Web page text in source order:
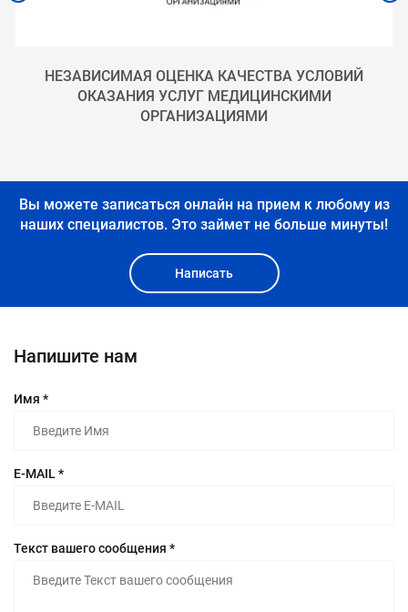
НЕЗАВИСИМАЯ ОЦЕНКА КАЧЕСТВА УСЛОВИЙ
ОКАЗАНИЯ УСЛУГ МЕДИЦИНСКИМИ
ОРГАНИЗАЦИЯМИ
Вы можете записаться онлайн на прием к любому из
наших специалистов. Это займет не больше минуты!
Написать
Напишите нам
Имя *
E-MAIL *
Текст вашего сообщения *